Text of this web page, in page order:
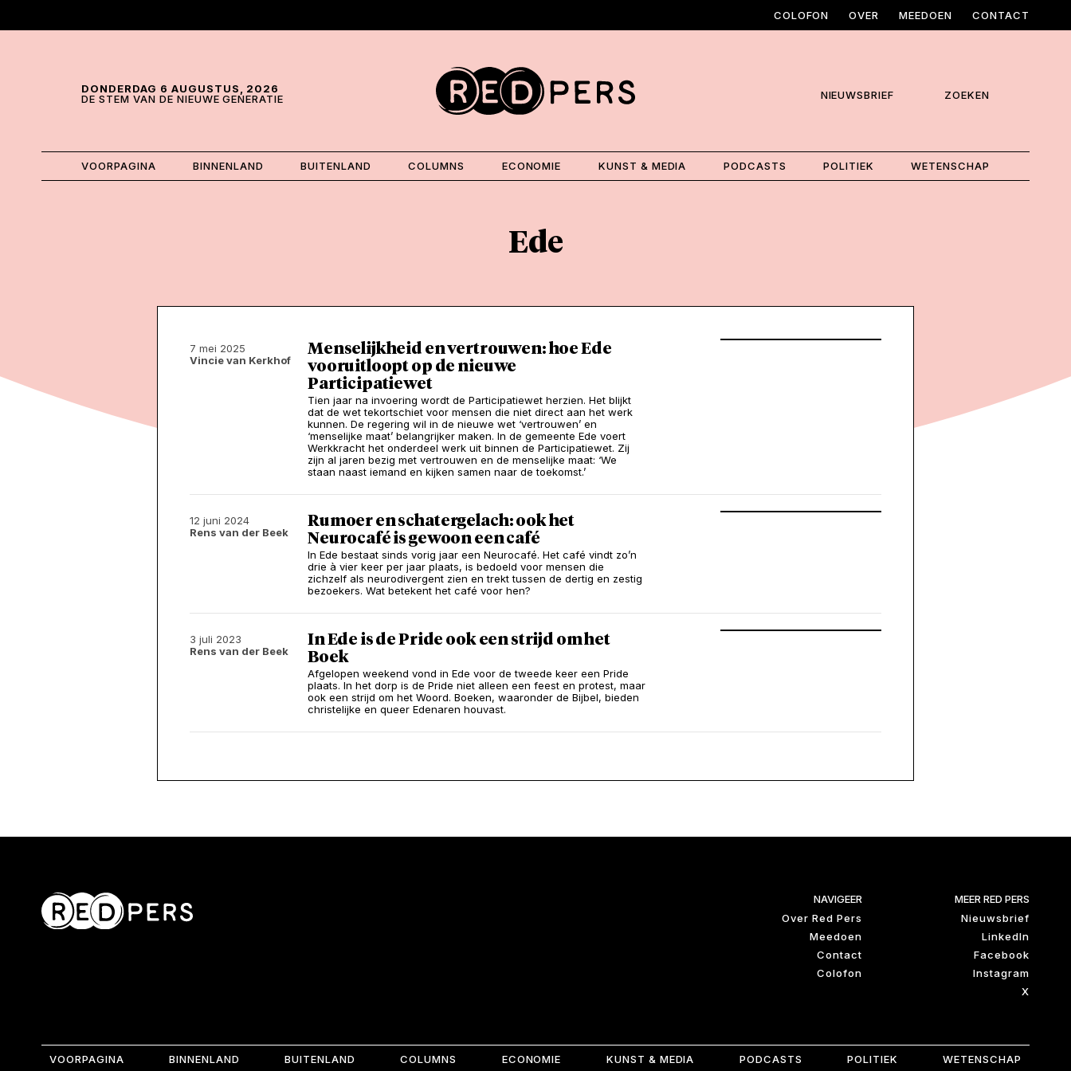
COLOFON OVER MEEDOEN CONTACT
DONDERDAG 6 AUGUSTUS, 2026
DE STEM VAN DE NIEUWE GENERATIE
NIEUWSBRIEF ZOEKEN
VOORPAGINA BINNENLAND BUITENLAND COLUMNS ECONOMIE KUNST & MEDIA PODCASTS POLITIEK WETENSCHAP
Ede
7 mei 2025
Vincie van Kerkhof
Menselijkheid en vertrouwen: hoe Ede
vooruitloopt op de nieuwe
Participatiewet
Tien jaar na invoering wordt de Participatiewet herzien. Het blijkt
dat de wet tekortschiet voor mensen die niet direct aan het werk
kunnen. De regering wil in de nieuwe wet ‘vertrouwen’ en
‘menselijke maat’ belangrijker maken. In de gemeente Ede voert
Werkkracht het onderdeel werk uit binnen de Participatiewet. Zij
zijn al jaren bezig met vertrouwen en de menselijke maat: ‘We
staan naast iemand en kijken samen naar de toekomst.’
12 juni 2024
Rens van der Beek
Rumoer en schatergelach: ook het
Neurocafé is gewoon een café
In Ede bestaat sinds vorig jaar een Neurocafé. Het café vindt zo’n
drie à vier keer per jaar plaats, is bedoeld voor mensen die
zichzelf als neurodivergent zien en trekt tussen de dertig en zestig
bezoekers. Wat betekent het café voor hen?
3 juli 2023
Rens van der Beek
In Ede is de Pride ook een strijd om het
Boek
Afgelopen weekend vond in Ede voor de tweede keer een Pride
plaats. In het dorp is de Pride niet alleen een feest en protest, maar
ook een strijd om het Woord. Boeken, waaronder de Bijbel, bieden
christelijke en queer Edenaren houvast.
NAVIGEER
Over Red Pers
Meedoen
Contact
Colofon
MEER RED PERS
Nieuwsbrief
LinkedIn
Facebook
Instagram
X
VOORPAGINA BINNENLAND BUITENLAND COLUMNS ECONOMIE KUNST & MEDIA PODCASTS POLITIEK WETENSCHAP